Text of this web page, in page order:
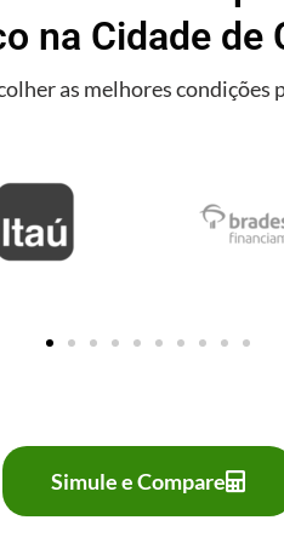
na Cidade de
as melhores condições
Simule e Compare